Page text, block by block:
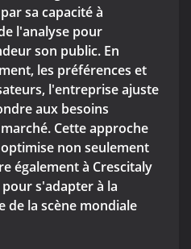
sa capacité à
l'analyse pour
son public. En
les préférences et
l'entreprise ajuste
aux besoins
Cette approche
non seulement
également à Crescitaly
s'adapter à la
de la scène mondiale